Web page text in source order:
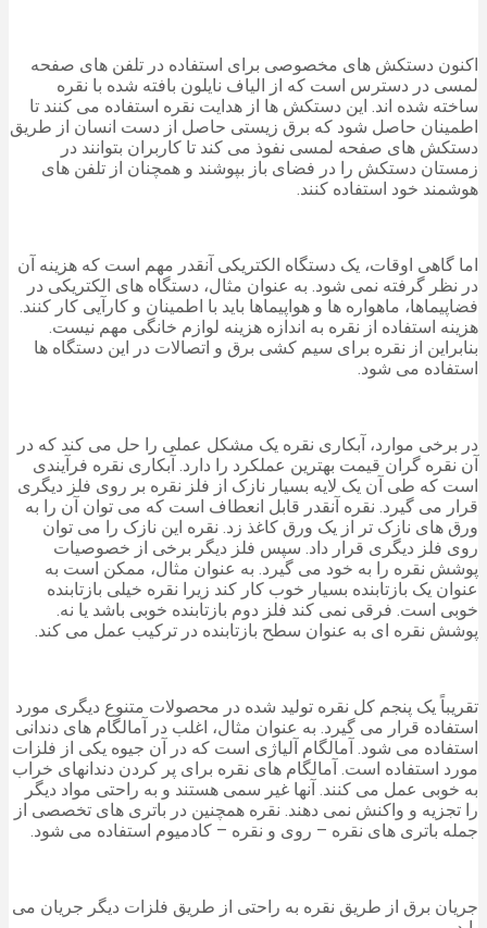
اکنون دستکش های مخصوصی برای استفاده در تلفن های صفحه
لمسی در دسترس است که از الیاف نایلون بافته شده با نقره
ساخته شده اند. این دستکش ها از هدایت نقره استفاده می کنند تا
اطمینان حاصل شود که برق زیستی حاصل از دست انسان از طریق
دستکش های صفحه لمسی نفوذ می کند تا کاربران بتوانند در
زمستان دستکش را در فضای باز بپوشند و همچنان از تلفن های
هوشمند خود استفاده کنند.
اما گاهی اوقات، یک دستگاه الکتریکی آنقدر مهم است که هزینه آن
در نظر گرفته نمی شود. به عنوان مثال، دستگاه های الکتریکی در
فضاپیماها، ماهواره ها و هواپیماها باید با اطمینان و کارآیی کار کنند.
هزینه استفاده از نقره به اندازه هزینه لوازم خانگی مهم نیست.
بنابراین از نقره برای سیم کشی برق و اتصالات در این دستگاه ها
استفاده می شود.
در برخی موارد، آبکاری نقره یک مشکل عملی را حل می کند که در
آن نقره گران قیمت بهترین عملکرد را دارد. آبکاری نقره فرآیندی
است که طی آن یک لایه بسیار نازک از فلز نقره بر روی فلز دیگری
قرار می گیرد. نقره آنقدر قابل انعطاف است که می توان آن را به
ورق های نازک تر از یک ورق کاغذ زد. نقره این نازک را می توان
روی فلز دیگری قرار داد. سپس فلز دیگر برخی از خصوصیات
پوشش نقره را به خود می گیرد. به عنوان مثال، ممکن است به
عنوان یک بازتابنده بسیار خوب کار کند زیرا نقره خیلی بازتابنده
خوبی است. فرقی نمی کند فلز دوم بازتابنده خوبی باشد یا نه.
پوشش نقره ای به عنوان سطح بازتابنده در ترکیب عمل می کند.
تقریباً یک پنجم کل نقره تولید شده در محصولات متنوع دیگری مورد
استفاده قرار می گیرد. به عنوان مثال، اغلب در آمالگام های دندانی
استفاده می شود. آمالگام آلیاژی است که در آن جیوه یکی از فلزات
مورد استفاده است. آمالگام های نقره برای پر کردن دندانهای خراب
به خوبی عمل می کنند. آنها غیر سمی هستند و به راحتی مواد دیگر
را تجزیه و واکنش نمی دهند. نقره همچنین در باتری های تخصصی از
جمله باتری های نقره – روی و نقره – کادمیوم استفاده می شود.
جریان برق از طریق نقره به راحتی از طریق فلزات دیگر جریان می